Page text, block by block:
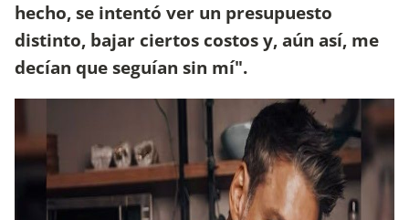
hecho, se intentó ver un presupuesto
distinto, bajar ciertos costos y, aún así, me
decían que seguían sin mí".